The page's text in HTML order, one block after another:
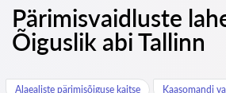
Pärimisvaidluste
Õiguslik abi Tallinn
Alaealiste pärimisõiguse kaitse Kaasomandi